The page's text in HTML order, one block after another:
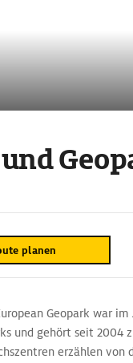
planen
Geopark war
und gehört seit 2004
erzählen von